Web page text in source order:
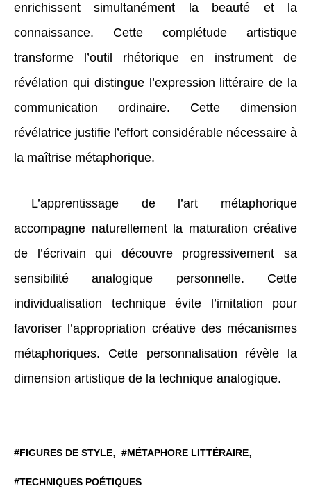
enrichissent simultanément la beauté et la
connaissance. Cette complétude artistique
transforme l’outil rhétorique en instrument de
révélation qui distingue l’expression littéraire de la
communication ordinaire. Cette dimension
révélatrice justifie l’effort considérable nécessaire à
la maîtrise métaphorique.
L’apprentissage de l’art métaphorique
accompagne naturellement la maturation créative
de l’écrivain qui découvre progressivement sa
sensibilité analogique personnelle. Cette
individualisation technique évite l’imitation pour
favoriser l’appropriation créative des mécanismes
métaphoriques. Cette personnalisation révèle la
dimension artistique de la technique analogique.
FIGURES DE STYLE MÉTAPHORE LITTÉRAIRE
TECHNIQUES POÉTIQUES